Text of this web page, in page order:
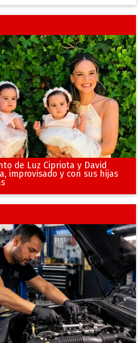
de Luz Cipriota y David
improvisado y con sus hijas